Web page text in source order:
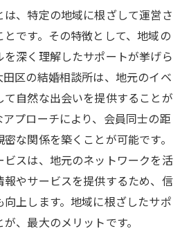
ービスを最大限に活用するコ
ベント選び成功の秘訣
される婚活イベントの特徴
の種類別メリットとデメリッ
婚活イベントを見つける方法
参加前の準備と心構え
で成功するためのポイント
後のフォローアップ方法
、特定の地域に根ざして運営さ
です。その特徴として、地域の
深く理解したサポートが挙げら
区の結婚相談所は、地元のイベ
て自然な出会いを提供することが
プローチにより、会員同士の距
な関係を築くことが可能です。
ビスは、地元のネットワークを活
やサービスを提供するため、信
上します。地域に根ざしたサポ
、最大のメリットです。